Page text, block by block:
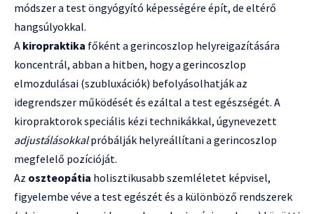
módszer a test öngyógyító képességére épít, de eltérő
hangsúlyokkal.
A kiropraktika főként a gerincoszlop helyreigazítására
koncentrál, abban a hitben, hogy a gerincoszlop
elmozdulásai (szubluxációk) befolyásolhatják az
idegrendszer működését és ezáltal a test egészségét. A
kiropraktorok speciális kézi technikákkal, úgynevezett
adjustálásokkalpróbálják helyreállítani a gerincoszlop
megfelelő pozícióját.
Az oszteopátia holisztikusabb szemléletet képvisel,
figyelembe véve a test egészét és a különböző rendszerek